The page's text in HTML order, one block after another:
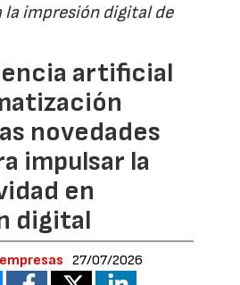
la impresión digital de
artificial
novedades
impulsar la
en
digital
27/07/2026